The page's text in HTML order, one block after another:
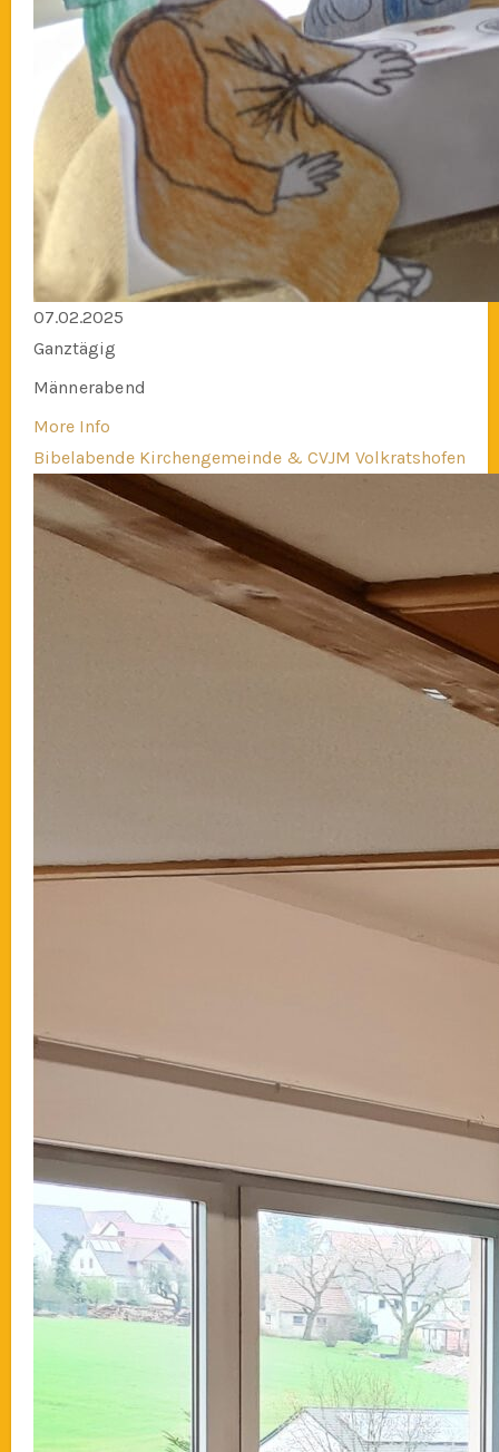
07.02.2025
Ganztägig
Männerabend
More Info
Bibelabende Kirchengemeinde & CVJM Volkratshofen